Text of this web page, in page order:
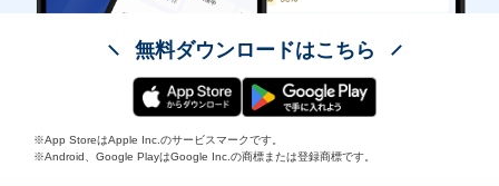
無料ダウンロードはこちら
※App StoreはApple Inc.のサービスマークです。
※Android、Google PlayはGoogle Inc.の商標または登録商標です。